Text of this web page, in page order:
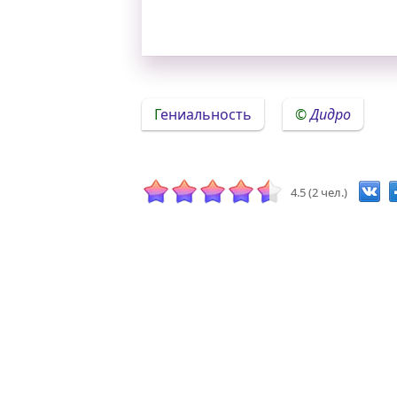
Гениальность Дидро
4.5 (2 чел.)